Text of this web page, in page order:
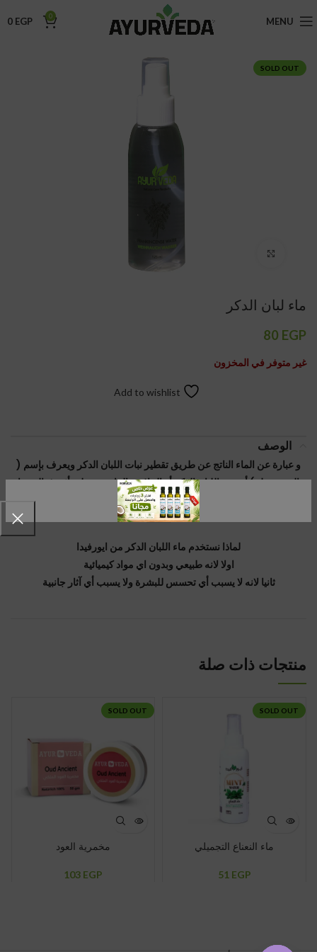
MENU
0
0 EGP
SOLD OUT
ماء لبان الدكر
80 EGP
غير متوفر في المخزون
Add to wishlist
الوصف
و عبارة عن الماء الناتج عن طريق تقطير نبات اللبان الدكر ويعرف بإسم (
الهيدرسول ) أو روح اللبان الدكر أو الخلاصة المائية وهو له تأثير فعال جدا
علي البشرة والجسم
لماذا نستخدم ماء اللبان الدكر من ايورفيدا
اولا لانه طبيعي وبدون اي مواد كيميائية
ثانيا لانه لا يسبب أي تحسس للبشرة ولا يسبب أي آثار جانبية
منتجات ذات صلة
SOLD OUT
ماء النعناع التجميلي
51 EGP
SOLD OUT
مخمرية العود
103 EGP